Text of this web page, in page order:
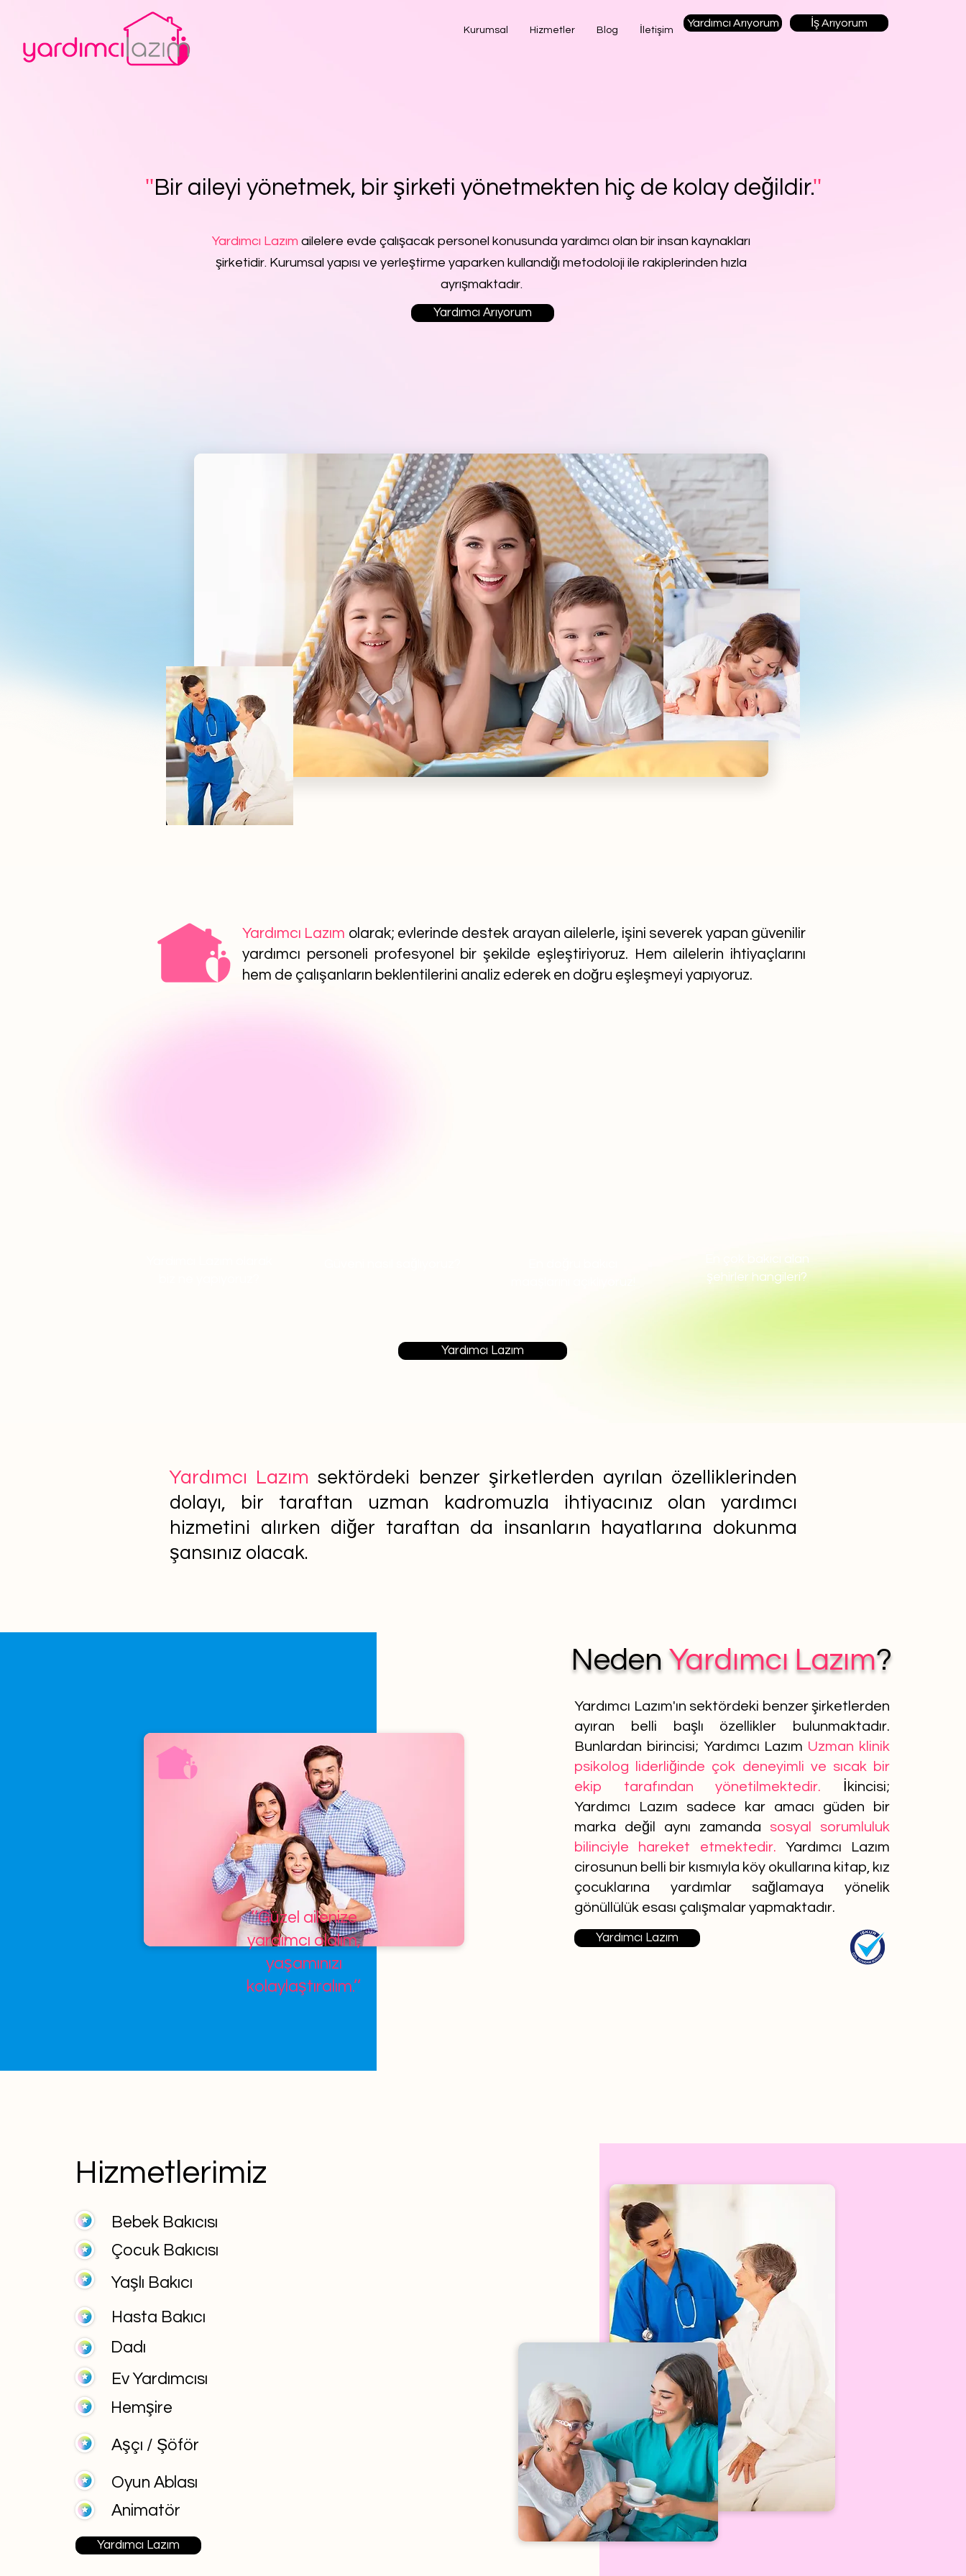
Kurumsal Hizmetler Blog İletişim
Yardımcı Arıyorum İş Arıyorum
''Bir aileyi yönetmek, bir şirketi yönetmekten hiç de kolay değildir.''
Yardımcı Lazım ailelere evde çalışacak personel konusunda yardımcı olan bir insan kaynakları
şirketidir. Kurumsal yapısı ve yerleştirme yaparken kullandığı metodoloji ile rakiplerinden hızla
ayrışmaktadır.
Yardımcı Arıyorum
Yardımcı Lazım olarak; evlerinde destek arayan ailelerle, işini severek yapan güvenilir
yardımcı personeli profesyonel bir şekilde eşleştiriyoruz. Hem ailelerin ihtiyaçlarını
hem de çalışanların beklentilerini analiz ederek en doğru eşleşmeyi yapıyoruz.
En çok bakıcı alan
şehirler hangileri?
Yardımcı Lazım
Yardımcı Lazım sektördeki benzer şirketlerden ayrılan özelliklerinden
dolayı, bir taraftan uzman kadromuzla ihtiyacınız olan yardımcı
hizmetini alırken diğer taraftan da insanların hayatlarına dokunma
şansınız olacak.
’’Güzel ailenize
yardımcı olalım,
yaşamınızı
kolaylaştıralım.’’
Neden Yardımcı Lazım?
Yardımcı Lazım'ın sektördeki benzer şirketlerden
ayıran belli başlı özellikler bulunmaktadır.
Bunlardan birincisi; Yardımcı Lazım Uzman klinik
psikolog liderliğinde çok deneyimli ve sıcak bir
ekip tarafından yönetilmektedir.
İkincisi;
Yardımcı Lazım sadece kar amacı güden bir
marka değil aynı zamanda sosyal sorumluluk
bilinciyle hareket etmektedir. Yardımcı Lazım
cirosunun belli bir kısmıyla köy okullarına kitap, kız
çocuklarına yardımlar sağlamaya yönelik
gönüllülük esası çalışmalar yapmaktadır.
Yardımcı Lazım
Hizmetlerimiz
Bebek Bakıcısı
Çocuk Bakıcısı
Yaşlı Bakıcı
Hasta Bakıcı
Dadı
Ev Yardımcısı
Hemşire
Aşçı / Şöför
Oyun Ablası
Animatör
Yardımcı Lazım